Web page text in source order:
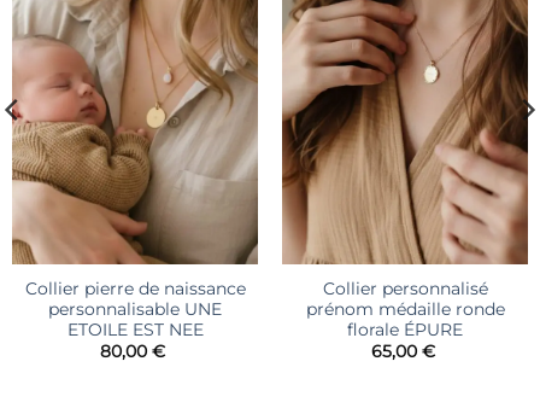
Collier pierre de naissance
personnalisable UNE
ETOILE EST NEE
80,00 €
Collier personnalisé
prénom médaille ronde
florale ÉPURE
65,00 €